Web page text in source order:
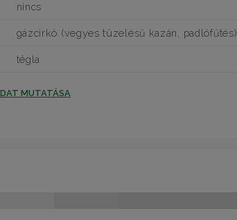
nincs
gázcirkó (vegyes tüzelésű kazán, padlófűtés)
tégla
MUTATÁSA